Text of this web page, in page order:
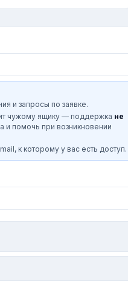
и запросы по заявке.
чужому ящику — поддержка не
и помочь при возникновении
к которому у вас есть доступ.